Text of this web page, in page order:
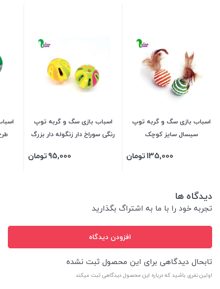
اسباب بازی سگ و گربه توپ
سیسال سایز کوچک
135,000تومان
اسباب بازی سگ و گربه توپ
رنگی سوراخ دار زنگوله دار بزرگ
95,000تومان
دیدگاه ها
تجربه خود را با ما به اشتراگ بگذارید
افزودن دیدگاه
تابحال دیدگاهی برای این محصول ثبت نشده
اولین نفری باشید که درباره این محصول دیدگاهی ثبت میکند